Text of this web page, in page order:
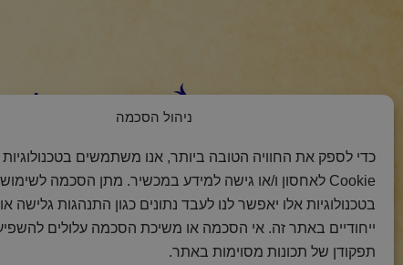
ניהול הסכמה
כדי לספק את החוויה הטובה ביותר, אנו משתמשים בטכנולוגיות
Cookie לאחסון ו/או גישה למידע במכשיר. מתן הסכמה לשימוש
בטכנולוגיות אלו יאפשר לנו לעבד נתונים כגון התנהגות גלישה
ייחודיים באתר זה. אי הסכמה או משיכת הסכמה עלולים
תפקודן של תכונות מסוימות באתר.
הצטרפות